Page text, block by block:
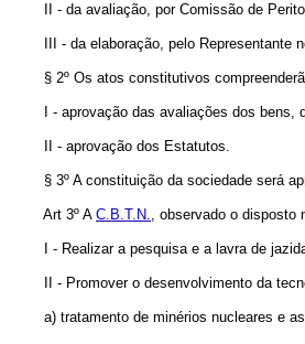
II - da avaliação, por Comissão de
III - da elaboração, pelo Representante
§ 2º Os atos constitutivos
I - aprovação das avaliações dos bens,
II - aprovação dos Estatutos.
§ 3º A constituição da sociedade será
Art 3º A C.B.T.N., observado o disposto
I - Realizar a pesquisa e a lavra de
II - Promover o desenvolvimento da
a) tratamento de minérios nucleares e